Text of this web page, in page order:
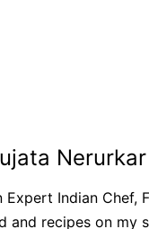
Nerurkar
Expert Indian Chef,
and recipes on my